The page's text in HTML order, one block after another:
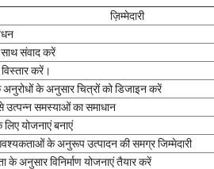
ज़िम्मेदारी
संवाद करें
विस्तार करें।
के अनुसार चित्रों को डिजाइन करें
उत्पन्न समस्याओं का समाधान
योजनाएं बनाएं
के अनुरूप उत्पादन की समग्र जिम्मेदारी
के अनुसार विनिर्माण योजनाएं तैयार करें